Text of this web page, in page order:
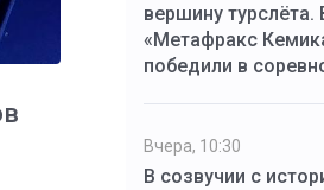
вершину
«Метафракс
победили в
Вчера, 10:30
В созвучии с